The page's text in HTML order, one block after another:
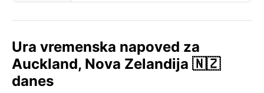
Ura vremenska napoved za
Auckland, Nova Zelandija 🇳🇿
danes